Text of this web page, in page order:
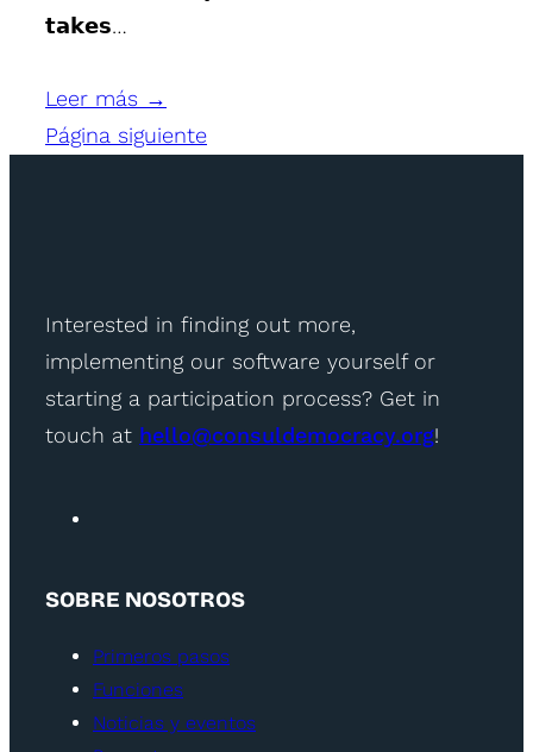
𝘁𝗮𝗸𝗲𝘀…
Leer más →
Página siguiente
Interested in finding out more,
implementing our software yourself or
starting a participation process? Get in
touch at hello@consuldemocracy.org!
SOBRE NOSOTROS
Primeros pasos
Funciones
Noticias y eventos